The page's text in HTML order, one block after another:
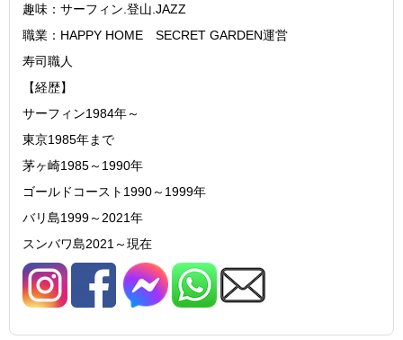
趣味：サーフィン.登山.JAZZ
職業：HAPPY HOME SECRET GARDEN運営
寿司職人
【経歴】
サーフィン1984年～
東京1985年まで
茅ヶ崎1985～1990年
ゴールドコースト1990～1999年
バリ島1999～2021年
スンバワ島2021～現在